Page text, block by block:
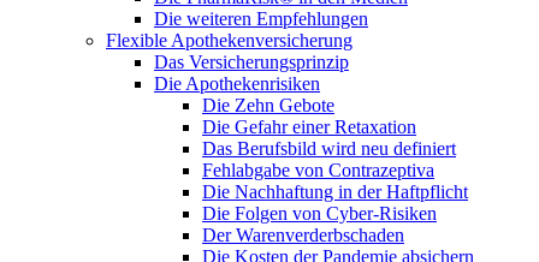
Die weiteren Empfehlungen
Flexible Apothekenversicherung
Das Versicherungsprinzip
Die Apothekenrisiken
Die Zehn Gebote
Die Gefahr einer Retaxation
Das Berufsbild wird neu definiert
Fehlabgabe von Contrazeptiva
Die Nachhaftung in der Haftpflicht
Die Folgen von Cyber-Risiken
Der Warenverderbschaden
Die Kosten der Pandemie absichern